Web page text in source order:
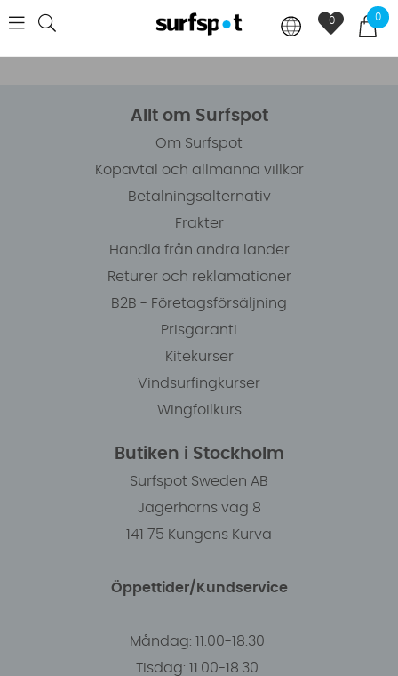
0
0
Allt om Surfspot
Om Surfspot
Köpavtal och allmänna villkor
Betalningsalternativ
Frakter
Handla från andra länder
Returer och reklamationer
B2B - Företagsförsäljning
Prisgaranti
Kitekurser
Vindsurfingkurser
Wingfoilkurs
Butiken i Stockholm
Surfspot Sweden AB
Jägerhorns väg 8
141 75 Kungens Kurva
Öppettider/Kundservice
Måndag: 11.00-18.30
Tisdag: 11.00-18.30